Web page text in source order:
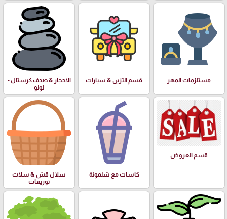
مستلزمات المهر قسم التزين & سيارات
الاحجار & صدف كرستال -
لولو
قسم العروض
كاسات مع شلمونة
سلال قش & سلات
توزيعات